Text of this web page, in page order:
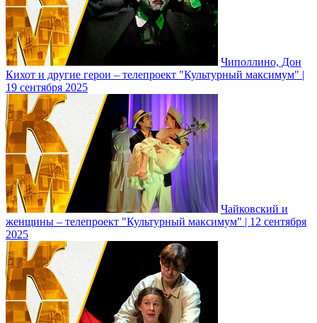
Чиполлино, Дон
Кихот и другие герои – телепроект "Культурный максимум" |
19 сентября 2025
Чайковский и
женщины – телепроект "Культурный максимум" | 12 сентября
2025